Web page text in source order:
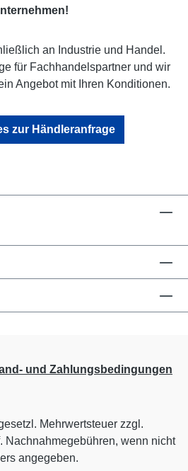
an Industrie und Handel.
für Fachhandelspartner und wir
Angebot mit Ihren Konditionen.
zur Händleranfrage
und Zahlungsbedingungen
Mehrwertsteuer zzgl.
Nachnahmegebühren, wenn nicht
angegeben.